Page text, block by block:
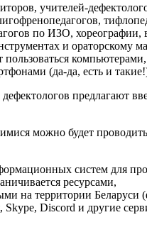
учителей-
по ИЗО, хореографии,
и ораторскому
пользоваться
(да-да, есть и
предлагают
можно будет
систем для
ресурсами,
на территории Беларуси
Skype, Discord и другие